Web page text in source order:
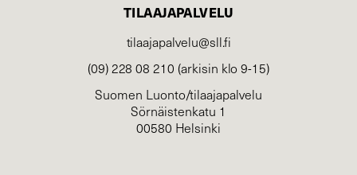
TILAAJAPALVELU
tilaajapalvelu@sll.fi
(09) 228 08 210 (arkisin klo 9-15)
Suomen Luonto/tilaajapalvelu
Sörnäistenkatu 1
00580 Helsinki